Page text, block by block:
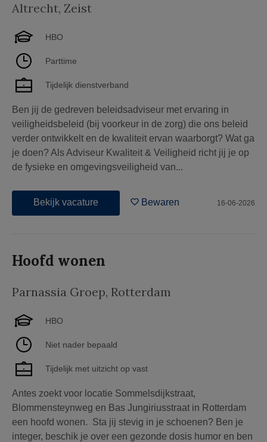
Altrecht, Zeist
HBO
Parttime
Tijdelijk dienstverband
Ben jij de gedreven beleidsadviseur met ervaring in
veiligheidsbeleid (bij voorkeur in de zorg) die ons beleid
verder ontwikkelt en de kwaliteit ervan waarborgt? Wat ga
je doen? Als Adviseur Kwaliteit & Veiligheid richt jij je op
de fysieke en omgevingsveiligheid van...
Bekijk vacature Bewaren 16-06-2026
Hoofd wonen
Parnassia Groep, Rotterdam
HBO
Niet nader bepaald
Tijdelijk met uitzicht op vast
Antes zoekt voor locatie Sommelsdijkstraat,
Blommensteynweg en Bas Jungiriusstraat in Rotterdam
een hoofd wonen. Sta jij stevig in je schoenen? Ben je
integer, beschik je over een gezonde dosis humor en ben